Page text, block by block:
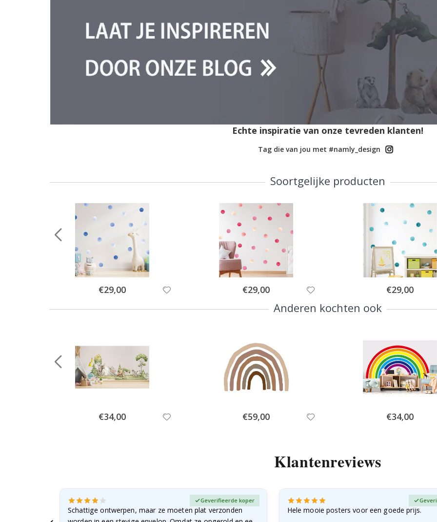
Echte inspiratie van onze tevreden klanten!
Tag die van jou met #namly_design
Soortgelijke producten
Special
Price
€29,00 Special
Price
€29,00 Special
Price
€29,00
Anderen kochten ook
Special
Price
€34,00 Special
Price
€59,00 Special
Price
€34,00
Klantenreviews
Schattige ontwerpen, maar ze moeten plat verzonden
Geverifieerde koper
Hele mooie posters voor een goede prijs.